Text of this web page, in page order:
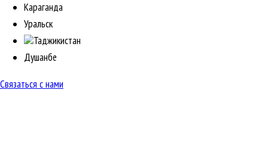
Караганда
Уральск
Таджикистан
Душанбе
Связаться с нами